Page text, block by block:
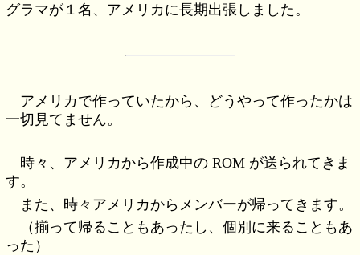
グラマが１名、アメリカに長期出張しました。
アメリカで作っていたから、どうやって作ったかは
一切見てません。
時々、アメリカから作成中の ROM が送られてきま
す。
また、時々アメリカからメンバーが帰ってきます。
（揃って帰ることもあったし、個別に来ることもあ
った）